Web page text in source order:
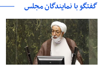
گفتگو با نمایندگان مجلس